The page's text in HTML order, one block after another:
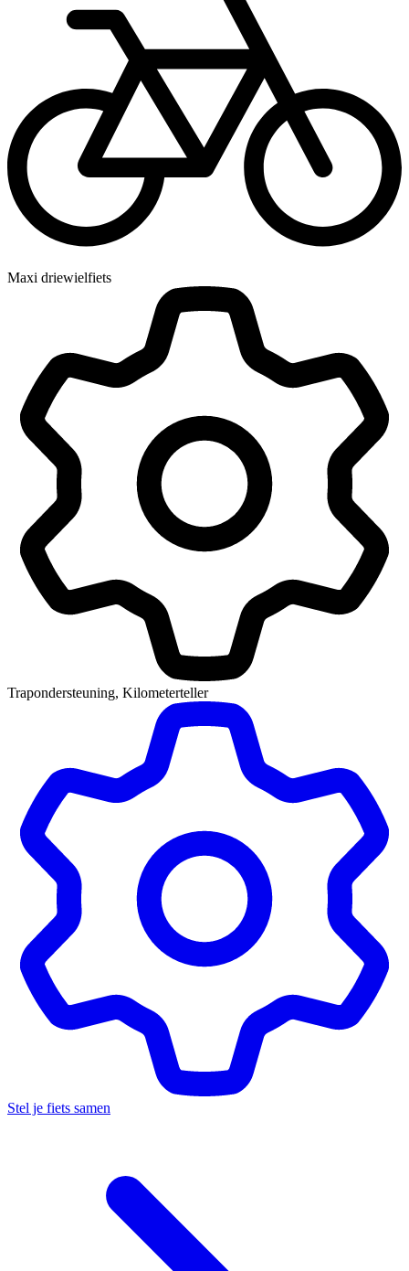
Maxi driewielfiets
Trapondersteuning, Kilometerteller
Stel je fiets samen